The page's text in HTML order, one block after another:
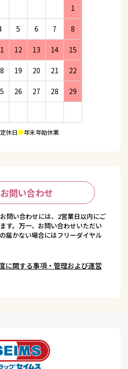
1
5 6 7 8
12 13 14 15
19 20 21 22
26 27 28 29
定休日■年末年始休業
お問い合わせ
問い合わせには、2営業日以内にご
す。万一、お問い合わせいただい
届かない場合にはフリーダイヤル
に関する事項・管理および運営